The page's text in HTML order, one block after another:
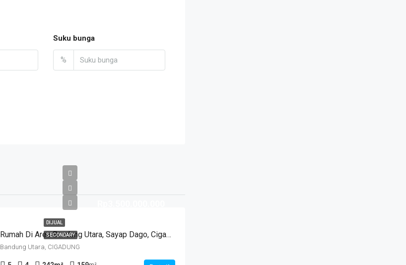
Suku bunga
%
DIJUAL
SECONDARY Rumah Di Area Bandung Utara, Sayap Dago, Cigadung.
Bandung Utara, CIGADUNG